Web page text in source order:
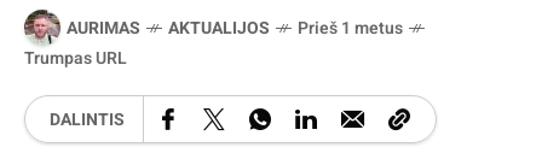
AURIMAS AKTUALIJOS
Prieš 1 metus
Trumpas URL
DALINTIS